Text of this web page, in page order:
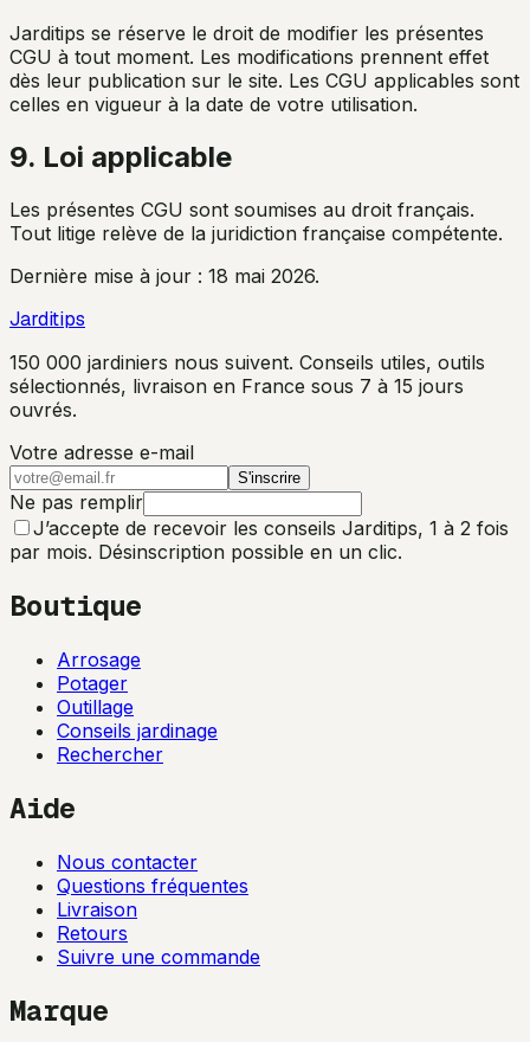
Jarditips se réserve le droit de modifier les présentes
CGU à tout moment. Les modifications prennent effet
dès leur publication sur le site. Les CGU applicables sont
celles en vigueur à la date de votre utilisation.
9. Loi applicable
Les présentes CGU sont soumises au droit français.
Tout litige relève de la juridiction française compétente.
Dernière mise à jour : 18 mai 2026.
Jarditips
150 000 jardiniers nous suivent. Conseils utiles, outils
sélectionnés, livraison en France sous 7 à 15 jours
ouvrés.
Votre adresse e-mail
S'inscrire
Ne pas remplir
J’accepte de recevoir les conseils Jarditips, 1 à 2 fois
par mois. Désinscription possible en un clic.
Boutique
Arrosage
Potager
Outillage
Conseils jardinage
Rechercher
Aide
Nous contacter
Questions fréquentes
Livraison
Retours
Suivre une commande
Marque